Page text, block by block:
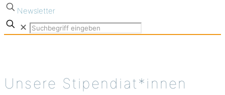
Newsletter
✕
Unsere Stipendiat*innen